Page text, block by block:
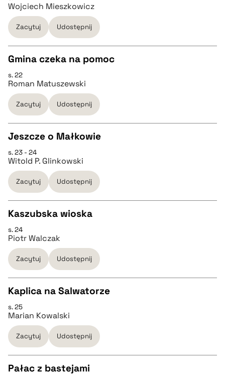
pobierz cytat
pobierz cytat
BIBTEX
pobierz cytat
Wojciech Mieszkowicz
Zacytuj Udostępnij
CZYSTY TEKST
pobierz cytat
BIBTEX
pobierz cytat
Gmina czeka na pomoc
s. 22
Roman Matuszewski
Zacytuj Udostępnij
CZYSTY TEKST
pobierz cytat
BIBTEX
pobierz cytat
Jeszcze o Małkowie
s. 23 - 24
Witold P. Glinkowski
Zacytuj Udostępnij
CZYSTY TEKST
pobierz cytat
BIBTEX
pobierz cytat
Kaszubska wioska
s. 24
Piotr Walczak
Zacytuj Udostępnij
CZYSTY TEKST
pobierz cytat
BIBTEX
Kaplica na Salwatorze
s. 25
Marian Kowalski
Zacytuj Udostępnij
Pałac z bastejami